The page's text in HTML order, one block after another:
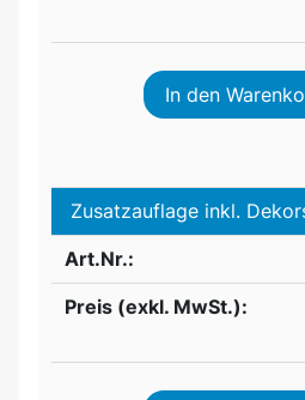
In den
Zusatzauflage inkl.
Art.Nr.:
Preis (exkl. MwSt.):